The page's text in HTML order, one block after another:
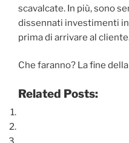
scavalcate. In più, sono
dissennati investimenti
prima di arrivare al
Che faranno? La fine
Related Posts: